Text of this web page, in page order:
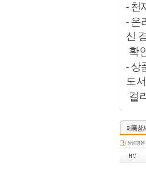
- 천
- 온
신
확
- 상
도
걸